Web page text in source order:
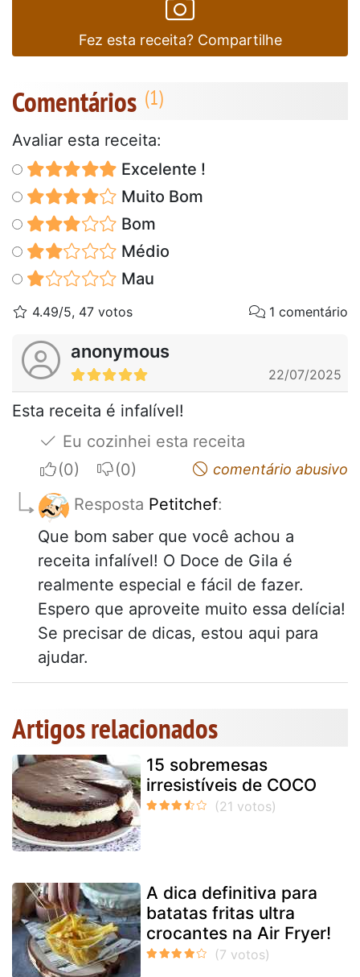
Fez esta receita? Compartilhe
Comentários
Avaliar esta receita:
Excelente !
Muito Bom
Bom
Médio
Mau
4.49/5, 47 votos 1 comentário
anonymous
22/07/2025
Esta receita é infalível!
Eu cozinhei esta receita
I apreciateI do not appreciatecomentário abusivo
Resposta Petitchef:
Que bom saber que você achou a
receita infalível! O Doce de Gila é
realmente especial e fácil de fazer.
Espero que aproveite muito essa delícia!
Se precisar de dicas, estou aqui para
ajudar.
Artigos relacionados
15 sobremesas
irresistíveis de COCO
A dica definitiva para
batatas fritas ultra
crocantes na Air Fryer!